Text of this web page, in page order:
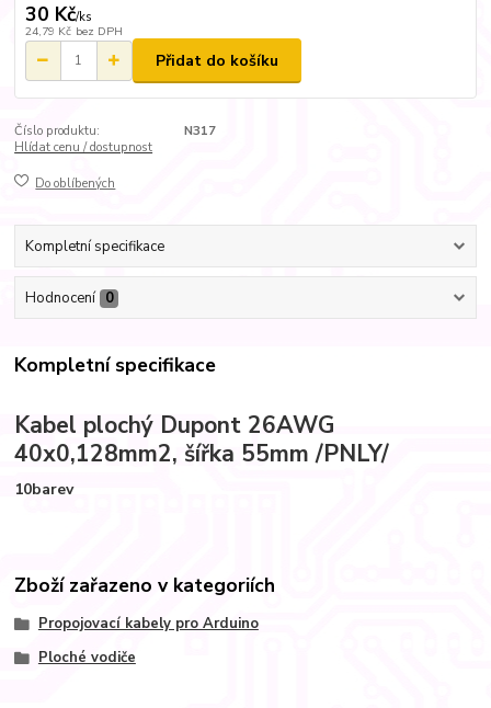
30 Kč/ks
24,79 Kč bez DPH
Přidat do košíku
Číslo produktu:
N317
Hlídat cenu / dostupnost
Do oblíbených
Kompletní specifikace
Hodnocení 0
Kompletní specifikace
Kabel plochý Dupont 26AWG
40x0,128mm2, šířka 55mm /PNLY/
10barev
Zboží zařazeno v kategoriích
Propojovací kabely pro Arduino
Ploché vodiče